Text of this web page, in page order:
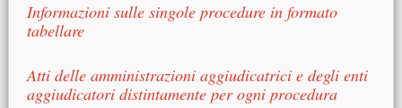
Informazioni sulle singole procedure in formato
tabellare
Atti delle amministrazioni aggiudicatrici e degli enti
aggiudicatori distintamente per ogni procedura